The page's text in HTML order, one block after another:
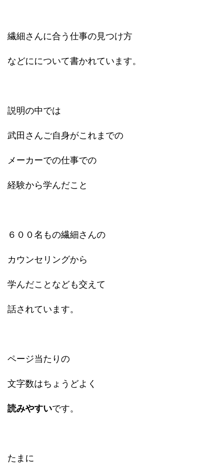
繊細さんに合う仕事の見つけ方
などにについて書かれています。
説明の中では
武田さんご自身がこれまでの
メーカーでの仕事での
経験から学んだこと
６００名もの繊細さんの
カウンセリングから
学んだことなども交えて
話されています。
ページ当たりの
文字数はちょうどよく
読みやすいです。
たまに